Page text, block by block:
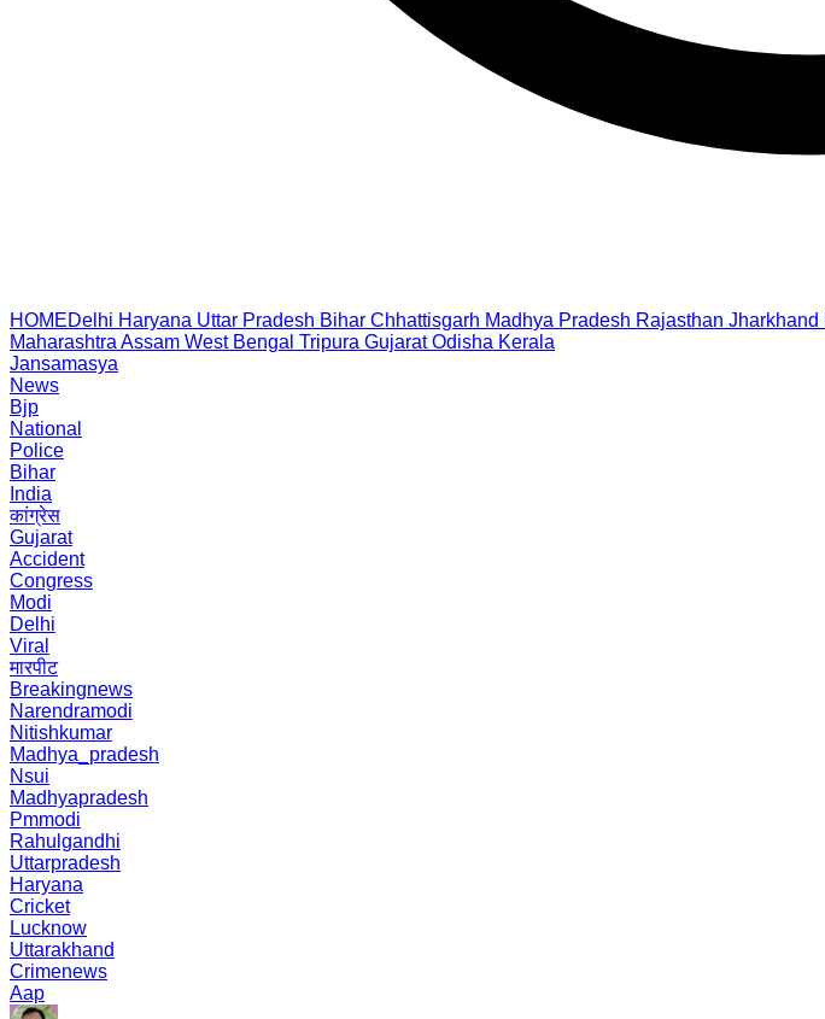
HOMEDelhi Haryana Uttar Pradesh Bihar Chhattisgarh Madhya Pradesh Rajasthan Jharkhand
Maharashtra Assam West Bengal Tripura Gujarat Odisha Kerala
Jansamasya
News
Bjp
National
Police
Bihar
India
कांग्रेस
Gujarat
Accident
Congress
Modi
Delhi
Viral
मारपीट
Breakingnews
Narendramodi
Nitishkumar
Madhya_pradesh
Nsui
Madhyapradesh
Pmmodi
Rahulgandhi
Uttarpradesh
Haryana
Cricket
Lucknow
Uttarakhand
Crimenews
Aap